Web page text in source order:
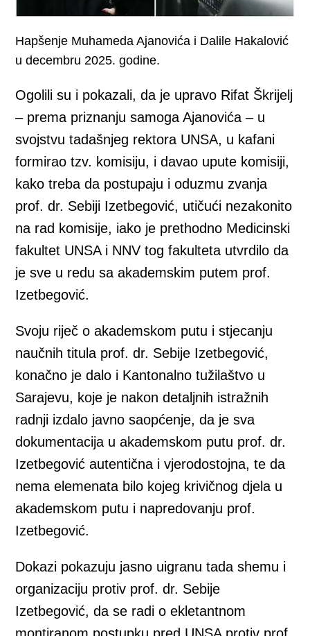
Hapšenje Muhameda Ajanovića i Dalile Hakalović
u decembru 2025. godine.
Ogolili su i pokazali, da je upravo Rifat Škrijelj
– prema priznanju samoga Ajanovića – u
svojstvu tadašnjeg rektora UNSA, u kafani
formirao tzv. komisiju, i davao upute komisiji,
kako treba da postupaju i oduzmu zvanja
prof. dr. Sebiji Izetbegović, utičući nezakonito
na rad komisije, iako je prethodno Medicinski
fakultet UNSA i NNV tog fakulteta utvrdilo da
je sve u redu sa akademskim putem prof.
Izetbegović.
Svoju riječ o akademskom putu i stjecanju
naučnih titula prof. dr. Sebije Izetbegović,
konačno je dalo i Kantonalno tužilaštvo u
Sarajevu, koje je nakon detaljnih istražnih
radnji izdalo javno saopćenje, da je sva
dokumentacija u akademskom putu prof. dr.
Izetbegović autentična i vjerodostojna, te da
nema elemenata bilo kojeg krivičnog djela u
akademskom putu i napredovanju prof.
Izetbegović.
Dokazi pokazuju jasno uigranu tada shemu i
organizaciju protiv prof. dr. Sebije
Izetbegović, da se radi o ekletantnom
montiranom postupku pred UNSA protiv prof.